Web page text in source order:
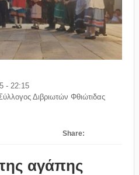
- 22:15
Σύλλογος Διβριωτών Φθιώτιδας
Share:
Παραδοσιακών Χορών 16/06/2025
αγάπης